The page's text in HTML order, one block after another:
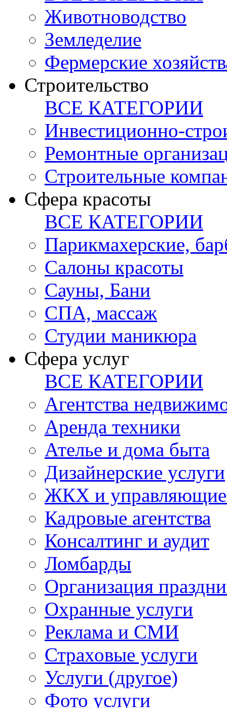
Животноводство
Земледелие
Фермерские
Строительство
ВСЕ КАТЕГОРИИ
Инвестиционно-
Ремонтные
Строительные
Сфера красоты
ВСЕ КАТЕГОРИИ
Парикмахерские,
Салоны красоты
Сауны, Бани
СПА, массаж
Студии маникюра
Сфера услуг
ВСЕ КАТЕГОРИИ
Агентства
Аренда техники
Ателье и дома быта
Дизайнерские услуги
ЖКХ и управляющие
Кадровые агентства
Консалтинг и аудит
Ломбарды
Организация
Охранные услуги
Реклама и СМИ
Страховые услуги
Услуги (другое)
Фото услуги